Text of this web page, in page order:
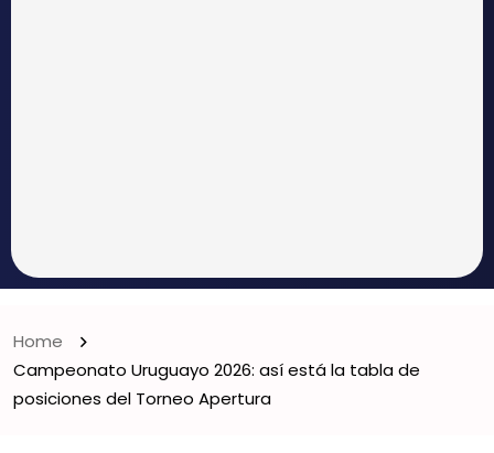
Home
Campeonato Uruguayo 2026: así está la tabla de
posiciones del Torneo Apertura